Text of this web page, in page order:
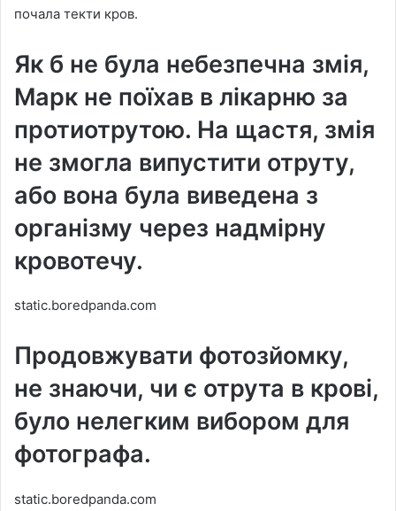
почала текти кров.
Як б не була небезпечна змія,
Марк не поїхав в лікарню за
протиотрутою. На щастя, змія
не змогла випустити отруту,
або вона була виведена з
організму через надмірну
кровотечу.
static.boredpanda.com
Продовжувати фотозйомку,
не знаючи, чи є отрута в крові,
було нелегким вибором для
фотографа.
static.boredpanda.com